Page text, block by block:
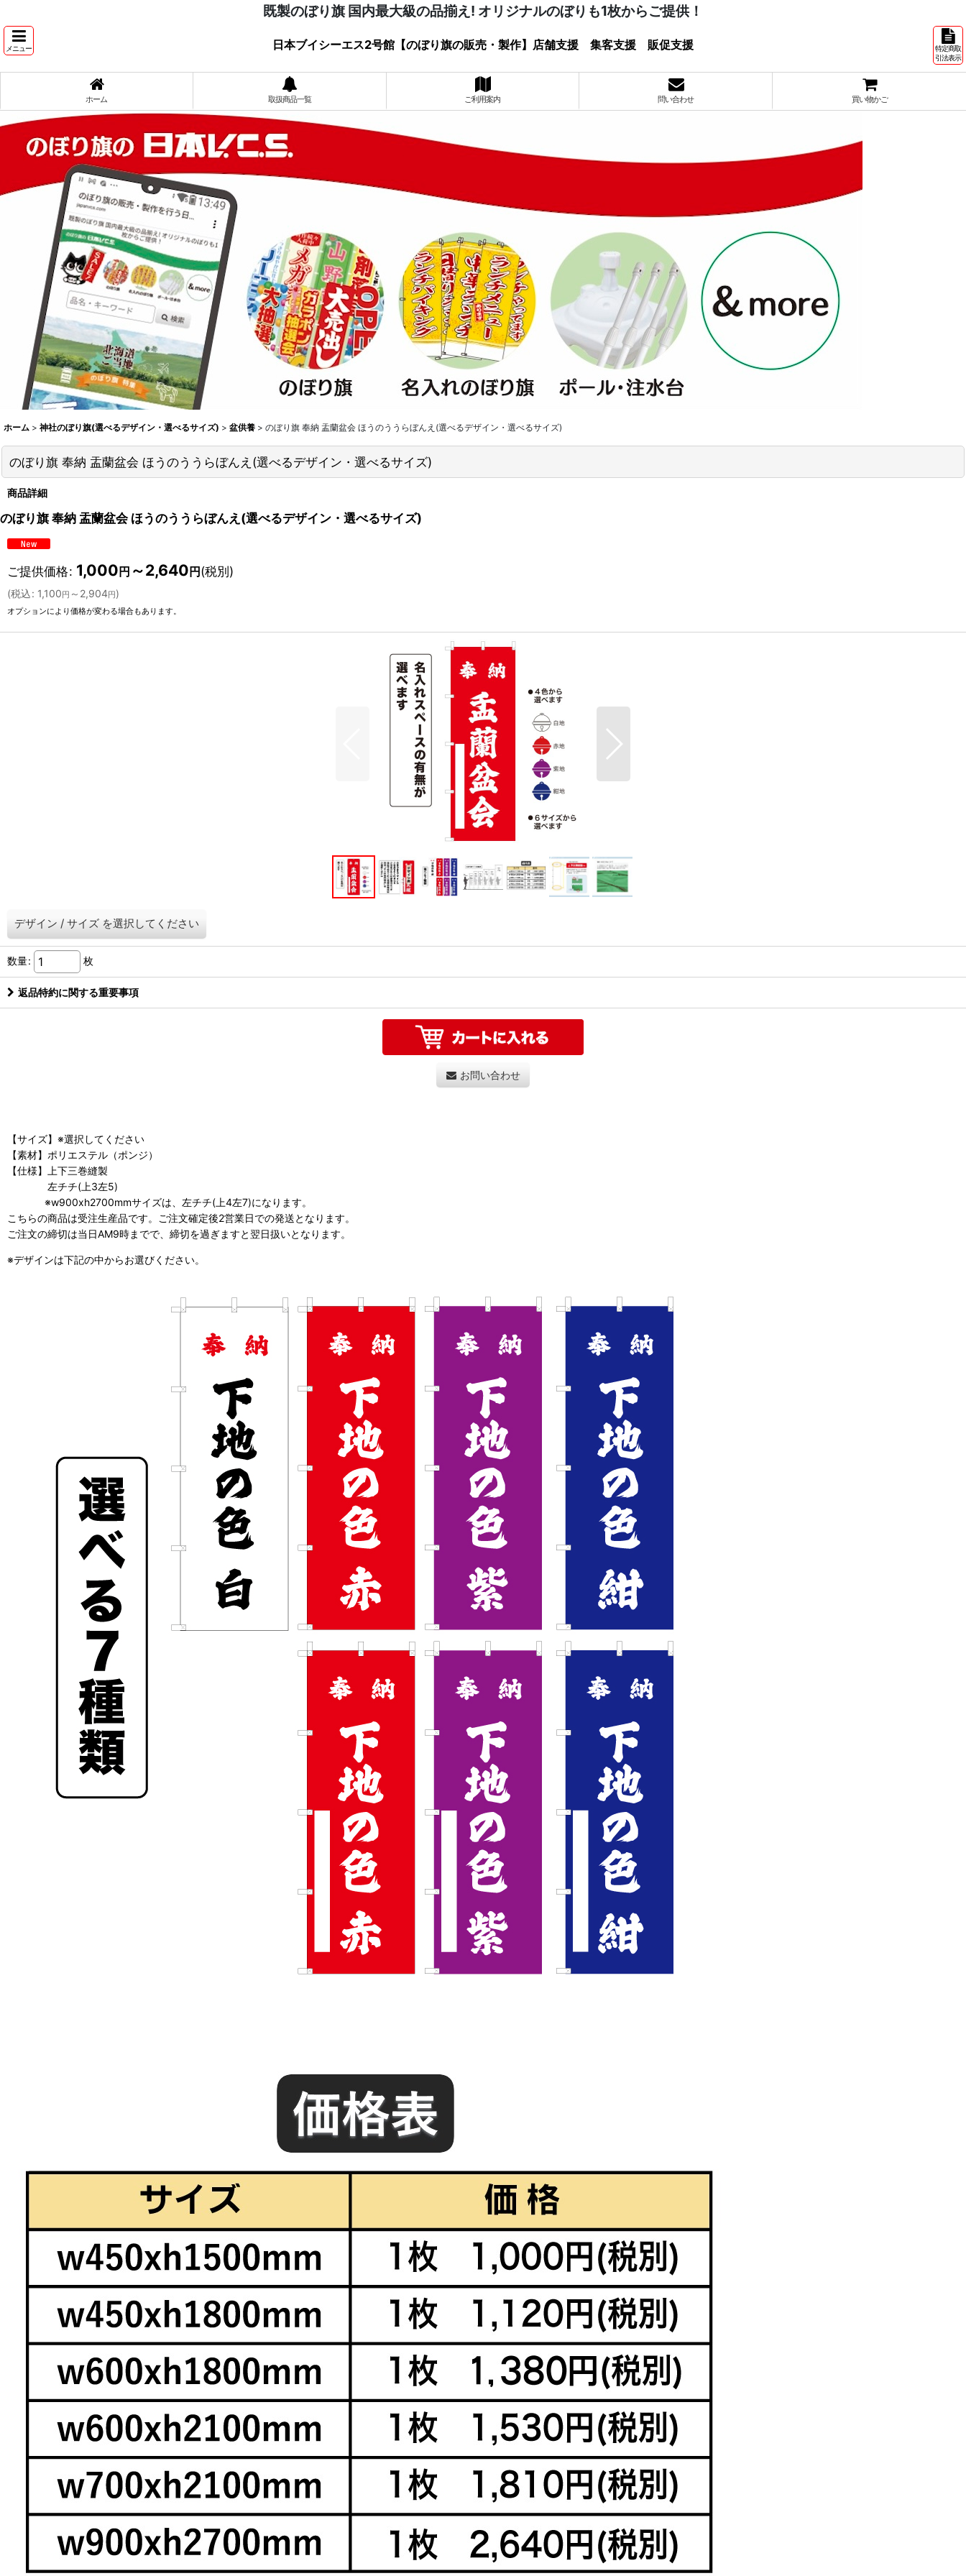
既製のぼり旗 国内最大級の品揃え! オリジナルのぼりも1枚からご提供！
メニュー 日本ブイシーエス2号館【のぼり旗の販売・製作】店舗支援 集客支援 販促支援
特定商取
引法表示
ホーム 取扱商品一覧 ご利用案内 問い合わせ 買い物かご
ホーム > 神社のぼり旗(選べるデザイン・選べるサイズ) > 盆供養 > のぼり旗 奉納 盂蘭盆会 ほうのううらぼんえ(選べるデザイン・選べるサイズ)
のぼり旗 奉納 盂蘭盆会 ほうのううらぼんえ(選べるデザイン・選べるサイズ)
商品詳細
のぼり旗 奉納 盂蘭盆会 ほうのううらぼんえ(選べるデザイン・選べるサイズ)
ご提供価格: 1,000 円 ～2,640 円 (税別)
(税込: 1,100円 ～2,904円)
オプションにより価格が変わる場合もあります。
デザイン / サイズ を選択してください
数量: 枚
返品特約に関する重要事項
お問い合わせ
【サイズ】※選択してください
【素材】ポリエステル（ポンジ）
【仕様】上下三巻縫製
左チチ(上3左5)
※w900xh2700mmサイズは、左チチ(上4左7)になります。
こちらの商品は受注生産品です。ご注文確定後2営業日での発送となります。
ご注文の締切は当日AM9時までで、締切を過ぎますと翌日扱いとなります。
※デザインは下記の中からお選びください。